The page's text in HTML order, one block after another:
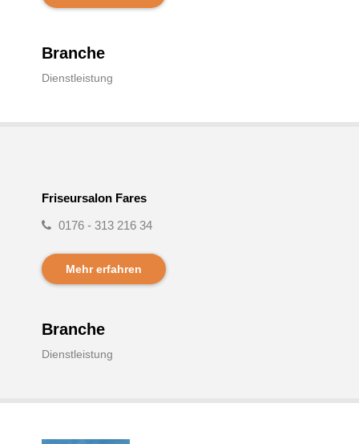
Branche
Dienstleistung
Friseursalon Fares
0176 - 313 216 34
Mehr erfahren
Branche
Dienstleistung